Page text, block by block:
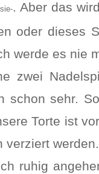
. Aber das
oder dieses
werde es nie
zwei
schon sehr.
Torte ist
verziert werden.
ruhig